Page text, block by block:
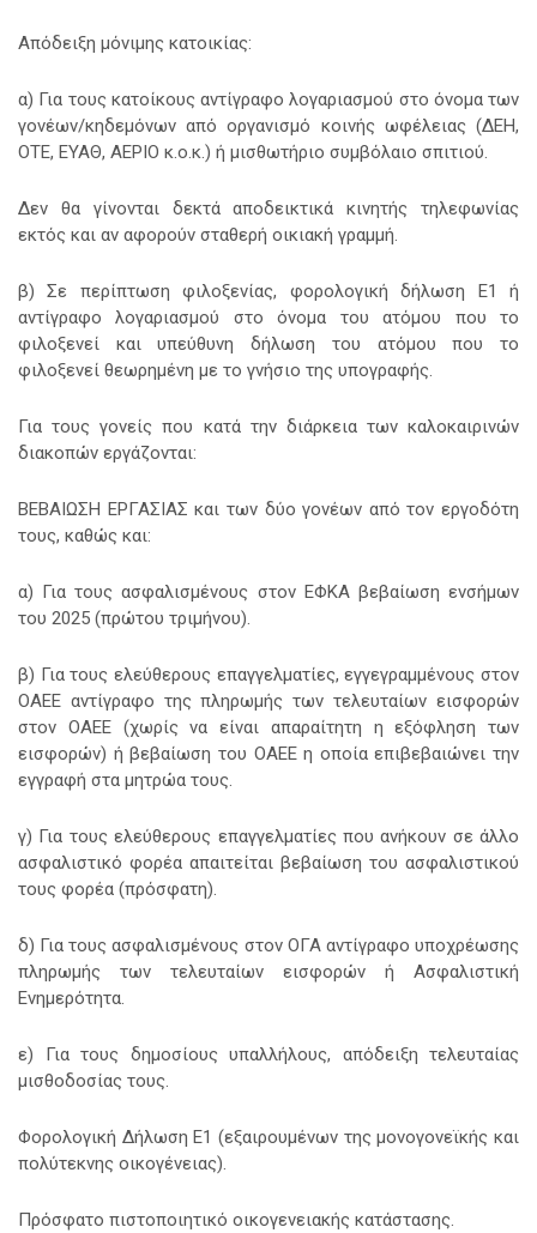
Απόδειξη μόνιμης κατοικίας:
α) Για τους κατοίκους αντίγραφο λογαριασμού στο όνομα των
γονέων/κηδεμόνων από οργανισμό κοινής ωφέλειας (ΔΕΗ,
ΟΤΕ, ΕΥΑΘ, ΑΕΡΙΟ κ.ο.κ.) ή μισθωτήριο συμβόλαιο σπιτιού.
Δεν θα γίνονται δεκτά αποδεικτικά κινητής τηλεφωνίας
εκτός και αν αφορούν σταθερή οικιακή γραμμή.
β) Σε περίπτωση φιλοξενίας, φορολογική δήλωση Ε1 ή
αντίγραφο λογαριασμού στο όνομα του ατόμου που το
φιλοξενεί και υπεύθυνη δήλωση του ατόμου που το
φιλοξενεί θεωρημένη με το γνήσιο της υπογραφής.
Για τους γονείς που κατά την διάρκεια των καλοκαιρινών
διακοπών εργάζονται:
ΒΕΒΑΙΩΣΗ ΕΡΓΑΣΙΑΣ και των δύο γονέων από τον εργοδότη
τους, καθώς και:
α) Για τους ασφαλισμένους στον ΕΦΚΑ βεβαίωση ενσήμων
του 2025 (πρώτου τριμήνου).
β) Για τους ελεύθερους επαγγελματίες, εγγεγραμμένους στον
ΟΑΕΕ αντίγραφο της πληρωμής των τελευταίων εισφορών
στον ΟΑΕΕ (χωρίς να είναι απαραίτητη η εξόφληση των
εισφορών) ή βεβαίωση του ΟΑΕΕ η οποία επιβεβαιώνει την
εγγραφή στα μητρώα τους.
γ) Για τους ελεύθερους επαγγελματίες που ανήκουν σε άλλο
ασφαλιστικό φορέα απαιτείται βεβαίωση του ασφαλιστικού
τους φορέα (πρόσφατη).
δ) Για τους ασφαλισμένους στον ΟΓΑ αντίγραφο υποχρέωσης
πληρωμής των τελευταίων εισφορών ή Ασφαλιστική
Ενημερότητα.
ε) Για τους δημοσίους υπαλλήλους, απόδειξη τελευταίας
μισθοδοσίας τους.
Φορολογική Δήλωση Ε1 (εξαιρουμένων της μονογονεϊκής και
πολύτεκνης οικογένειας).
Πρόσφατο πιστοποιητικό οικογενειακής κατάστασης.